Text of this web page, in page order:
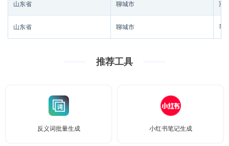
山东省 聊城市 冠
山东省 聊城市 莘
推荐工具
反义词批量生成 小红书笔记生成